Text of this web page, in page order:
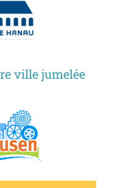
ville jumelée